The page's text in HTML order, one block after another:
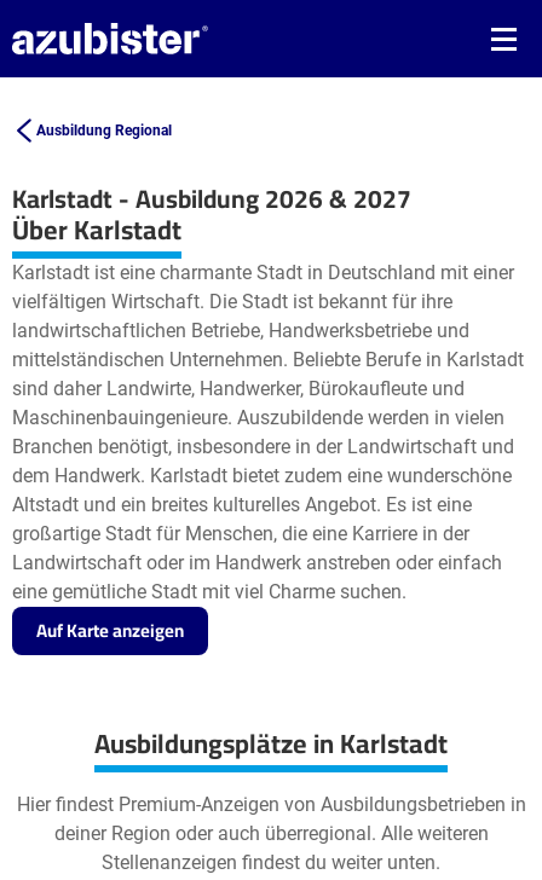
Ausbildung Regional
Karlstadt - Ausbildung 2026 & 2027
+
−
Leaflet | © OpenStreetMap2
Über Karlstadt
Karlstadt ist eine charmante Stadt in Deutschland mit einer
vielfältigen Wirtschaft. Die Stadt ist bekannt für ihre
landwirtschaftlichen Betriebe, Handwerksbetriebe und
mittelständischen Unternehmen. Beliebte Berufe in Karlstadt
sind daher Landwirte, Handwerker, Bürokaufleute und
Maschinenbauingenieure. Auszubildende werden in vielen
Branchen benötigt, insbesondere in der Landwirtschaft und
dem Handwerk. Karlstadt bietet zudem eine wunderschöne
Altstadt und ein breites kulturelles Angebot. Es ist eine
großartige Stadt für Menschen, die eine Karriere in der
Landwirtschaft oder im Handwerk anstreben oder einfach
eine gemütliche Stadt mit viel Charme suchen.
Auf Karte anzeigen
Ausbildungsplätze in Karlstadt
Hier findest Premium-Anzeigen von Ausbildungsbetrieben in
deiner Region oder auch überregional. Alle weiteren
Stellenanzeigen findest du weiter unten.